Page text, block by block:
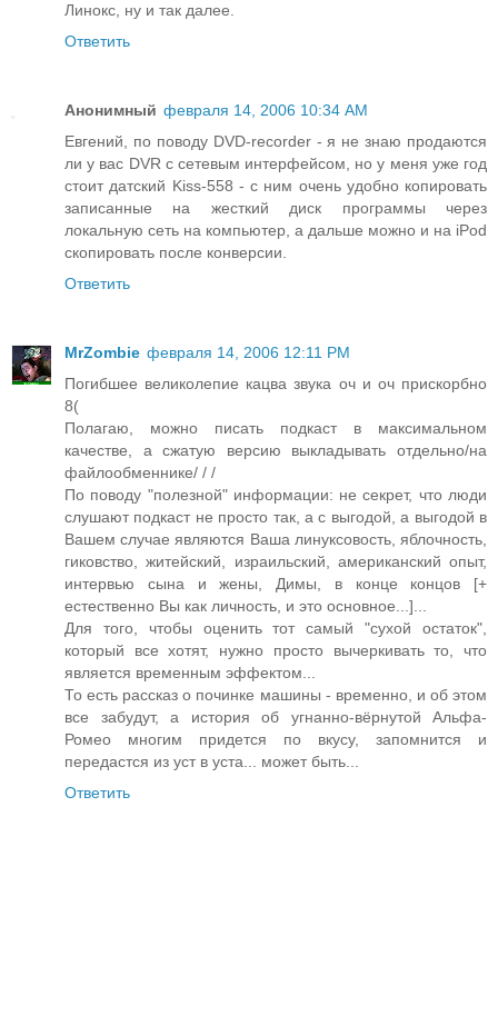
Линокс, ну и так далее.
Ответить
Анонимный февраля 14, 2006 10:34 AM
Евгений, по поводу DVD-recorder - я не знаю продаются
ли у вас DVR с сетевым интерфейсом, но у меня уже год
стоит датский Kiss-558 - с ним очень удобно копировать
записанные на жесткий диск программы через
локальную сеть на компьютер, а дальше можно и на iPod
скопировать после конверсии.
Ответить
MrZombie февраля 14, 2006 12:11 PM
Погибшее великолепие кацва звука оч и оч прискорбно
8(
Полагаю, можно писать подкаст в максимальном
качестве, а сжатую версию выкладывать отдельно/на
файлообменнике/ / /
По поводу "полезной" информации: не секрет, что люди
слушают подкаст не просто так, а с выгодой, а выгодой в
Вашем случае являются Ваша линуксовость, яблочность,
гиковство, житейский, израильский, американский опыт,
интервью сына и жены, Димы, в конце концов [+
естественно Вы как личность, и это основное...]...
Для того, чтобы оценить тот самый "сухой остаток",
который все хотят, нужно просто вычеркивать то, что
является временным эффектом...
То есть рассказ о починке машины - временно, и об этом
все забудут, а история об угнанно-вёрнутой Альфа-
Ромео многим придется по вкусу, запомнится и
передастся из уст в уста... может быть...
Ответить